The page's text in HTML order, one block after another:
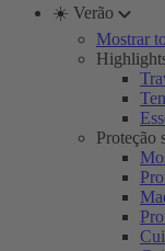
☀️ Verão
Mostrar
Proteção